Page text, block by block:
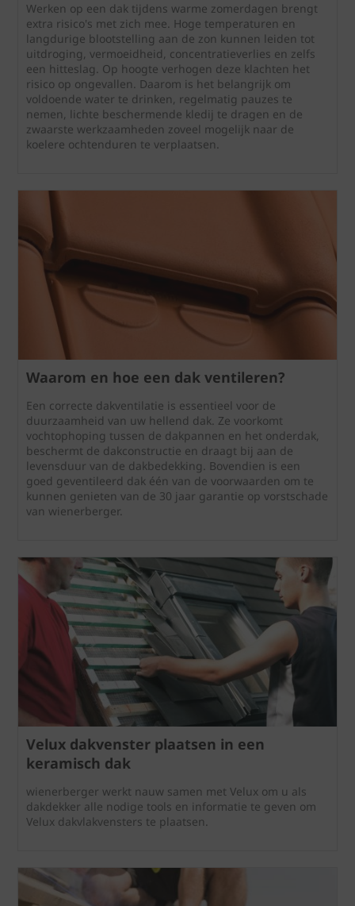
Werken op een dak tijdens warme zomerdagen brengt
extra risico's met zich mee. Hoge temperaturen en
langdurige blootstelling aan de zon kunnen leiden tot
uitdroging, vermoeidheid, concentratieverlies en zelfs
een hitteslag. Op hoogte verhogen deze klachten het
risico op ongevallen. Daarom is het belangrijk om
voldoende water te drinken, regelmatig pauzes te
nemen, lichte beschermende kledij te dragen en de
zwaarste werkzaamheden zoveel mogelijk naar de
koelere ochtenduren te verplaatsen.
Waarom en hoe een dak ventileren?
Een correcte dakventilatie is essentieel voor de
duurzaamheid van uw hellend dak. Ze voorkomt
vochtophoping tussen de dakpannen en het onderdak,
beschermt de dakconstructie en draagt bij aan de
levensduur van de dakbedekking. Bovendien is een
goed geventileerd dak één van de voorwaarden om te
kunnen genieten van de 30 jaar garantie op vorstschade
van wienerberger.
Velux dakvenster plaatsen in een
keramisch dak
wienerberger werkt nauw samen met Velux om u als
dakdekker alle nodige tools en informatie te geven om
Velux dakvlakvensters te plaatsen.